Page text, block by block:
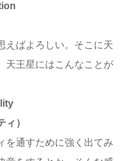
えばよろしい。そこに天
天王星にはこんなことが
ィ）
を通すために強く出てみ